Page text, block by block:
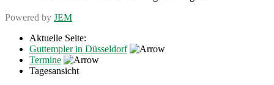
Powered by JEM
Aktuelle Seite:
Guttempler in Düsseldorf
Termine
Tagesansicht